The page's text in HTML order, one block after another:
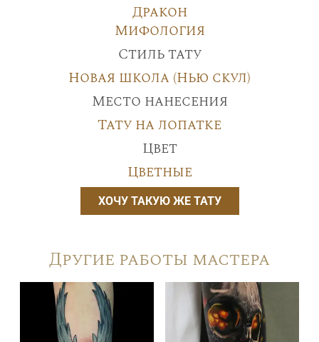
Дракон
Мифология
Стиль тату
Новая школа (Нью скул)
Место нанесения
Тату на лопатке
Цвет
Цветные
ХОЧУ ТАКУЮ ЖЕ ТАТУ
Другие работы мастера